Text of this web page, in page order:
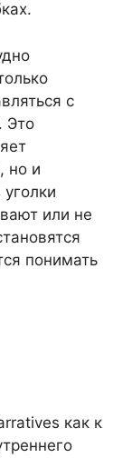
с
Это
но и
или не
понимать
как к